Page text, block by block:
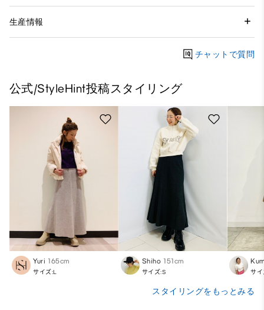
生産情報
チャットで質問
公式/StyleHint投稿スタイリング
Yuri 165cm
サイズ:L
Shiho 151cm
サイズ:S サ
スタイリングをもっとみる